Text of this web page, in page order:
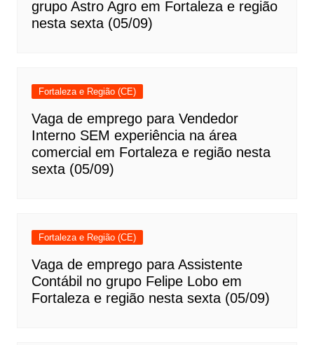
grupo Astro Agro em Fortaleza e região
nesta sexta (05/09)
Fortaleza e Região (CE)
Vaga de emprego para Vendedor
Interno SEM experiência na área
comercial em Fortaleza e região nesta
sexta (05/09)
Fortaleza e Região (CE)
Vaga de emprego para Assistente
Contábil no grupo Felipe Lobo em
Fortaleza e região nesta sexta (05/09)